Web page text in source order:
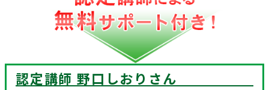
認定講師 野口しおり さん